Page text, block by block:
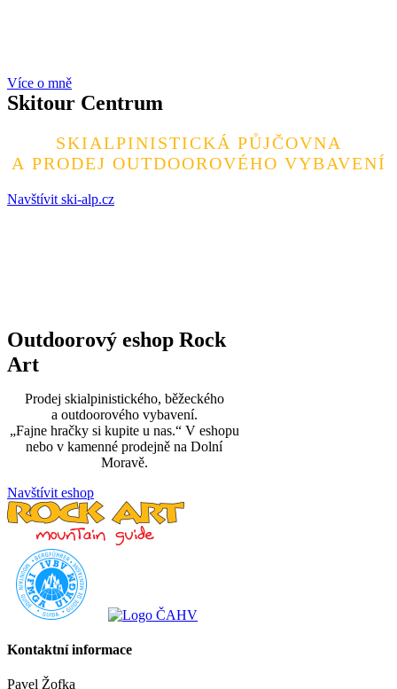
Více o mně
Skitour Centrum
SKIALPINISTICKÁ PŮJČOVNA
A PRODEJ OUTDOOROVÉHO VYBAVENÍ
Navštívit ski‑alp.cz
Outdoorový eshop Rock
Art
Prodej skialpinistického, běžeckého
a outdoorového vybavení.
„Fajne hračky si kupite u nas.“ V eshopu
nebo v kamenné prodejně na Dolní
Moravě.
Navštívit eshop
Kontaktní informace
Pavel Žofka